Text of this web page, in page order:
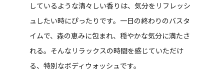
しているような清々しい香りは、気分をリフレッシ
ュしたい時にぴったりです。一日の終わりのバスタ
イムで、森の恵みに包まれ、穏やかな気分に満たさ
れる。そんなリラックスの時間を感じていただけ
る、特別なボディウォッシュです。